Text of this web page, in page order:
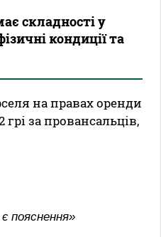
складності у
кондиції та
на правах оренди
за провансальців,
пояснення»